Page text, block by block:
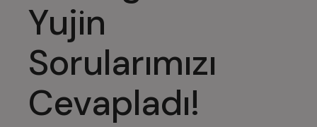
Yujin
Sorularımızı
Cevapladı!